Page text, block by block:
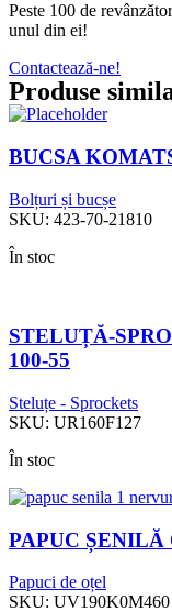
Peste 100 de
unul din ei!
Contactează-ne!
Produse
BUCSA
Bolțuri și bucșe
SKU: 423-70-21810
În stoc
STELUȚĂ-
100-55
Steluțe - Sprockets
SKU: UR160F127
În stoc
PAPUC ȘENILĂ
Papuci de oțel
SKU: UV190K0M460